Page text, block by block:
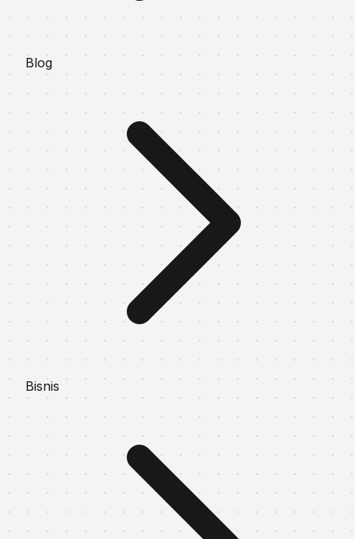
Blog
Bisnis